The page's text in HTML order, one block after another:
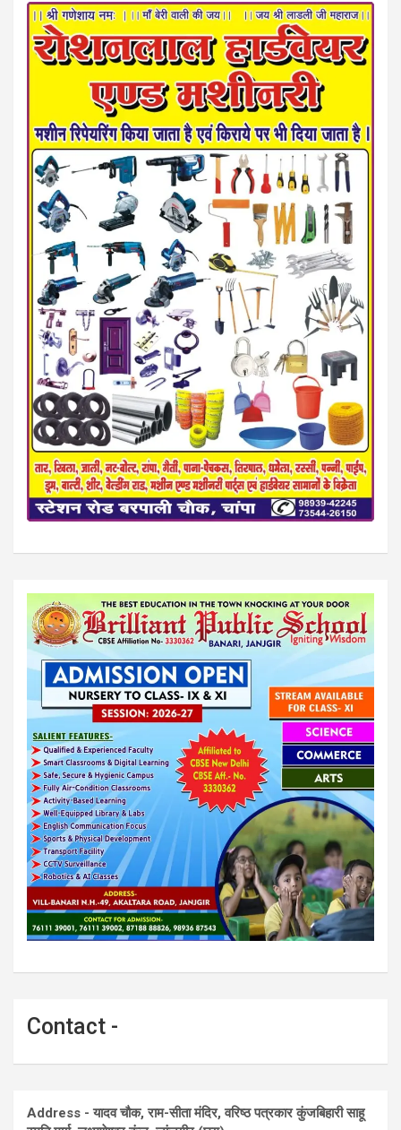
Contact -
Address - यादव चौक, राम-सीता मंदिर, वरिष्ठ पत्रकार कुंजबिहारी साहू